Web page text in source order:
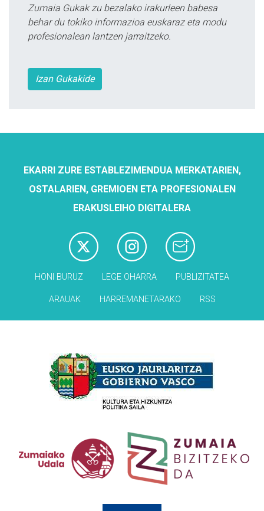
Zumaia Gukak zu bezalako irakurleen babesa
behar du tokiko informazioa euskaraz eta modu
profesionalean lantzen jarraitzeko.
Izan Gukakide
EKARRI ZURE ESTABLEZIMENDUA MERKATARIEN,
OSTALARIEN, GREMIOEN ETA PROFESIONALEN
ERAKUSLEIHO DIGITALERA
HONI BURUZ LEGE OHARRA PUBLIZITATEA
ARAUAK HARREMANETARAKO RSS